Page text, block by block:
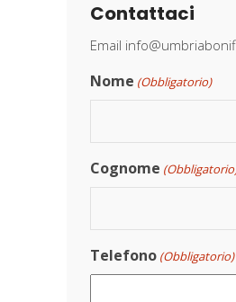
Contattaci
Email
Nome (Obbligatorio)
Cognome
Telefono (Obbligatorio)